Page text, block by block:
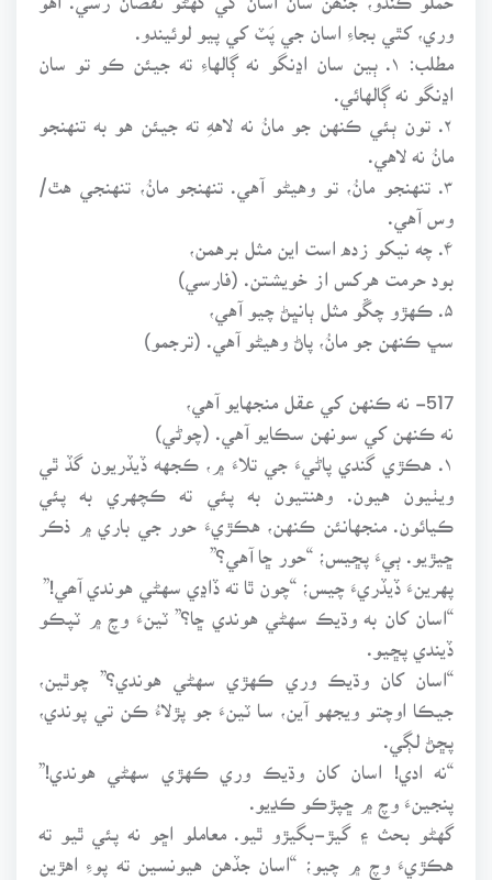
وري، کٿي بجاءِ اسان جي پَٽ کي پيو لوئيندو.
مطلب: ۱. ٻين سان اڍنگو نه ڳالهاءِ ته جيئن ڪو تو سان
اڍنگو نه ڳالهائي.
۲. تون ٻئي ڪنهن جو مانُ نه لاههِ ته جيئن هو به تنهنجو
مانُ نه لاهي.
۳. تنهنجو مانُ، تو وهيڻو آهي. تنهنجو مانُ، تنهنجي هٿ/
وس آهي.
۴. چه نيکو زده است اين مثل برهمن،
بود حرمت هرکس از خويشتن. (فارسي)
سڀ ڪنهن جو مانُ، پاڻ وهيڻو آهي. (ترجمو)
517- نه ڪنهن کي عقل منجهايو آهي،
نه ڪنهن کي سونهن سڪايو آهي. (چوڻي)
۱. هڪڙي گندي پاڻيءَ جي تلاءَ ۾، ڪجهه ڏيڏريون گڏ ٿي
ڪيائون. منجهانئن ڪنهن، هڪڙيءَ حور جي باري ۾ ذڪر
ڇيڙيو. ٻيءَ پڇيس؛ “حور ڇا آهي؟”
پهرينءَ ڏيڏريءَ چيس؛ “چون ٿا ته ڏاڍي سهڻي هوندي آھي!”
“اسان کان به وڌيڪ سهڻي هوندي ڇا؟” ٽينءَ وچ ۾ ٽپڪو
ڏيندي پڇيو.
“اسان کان وڌيڪ وري ڪهڙي سهڻي هوندي؟” چوٿين،
جيڪا اوچتو ويجهو آين، سا ٽينءَ جو پڙلاءُ ڪن تي پوندي،
پڇڻ لڳي.
“نه ادي! اسان کان وڌيڪ وري ڪهڙي سهڻي هوندي!”
گهڻو بحث ۽ گيڙ-بگيڙو ٿيو. معاملو اڇو نه پئي ٿيو ته
هڪڙيءَ وچ ۾ چيو؛ “اسان جڏهن هيونسين ته پوءِ اهڙين